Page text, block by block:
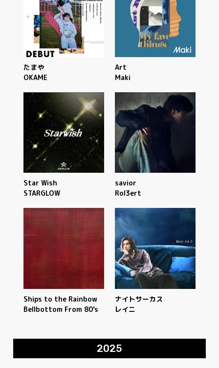
たまや
OKAME
Art
Maki
Star Wish
STARGLOW
savior
Rol3ert
Ships to the Rainbow
Bellbottom From 80's
ナイトサーカス
レイニ
2025